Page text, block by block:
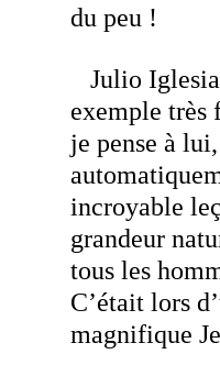
du peu !
Julio
exemple très
je pense à
incroyable
grandeur
tous les
C’était lors
magnifique